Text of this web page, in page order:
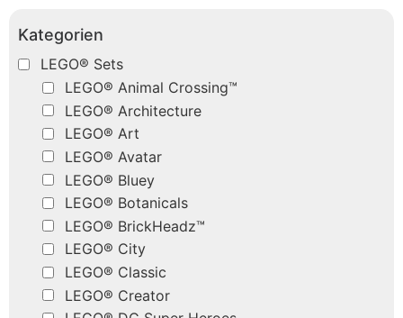
Kategorien
LEGO® Sets
LEGO® Animal Crossing™
LEGO® Architecture
LEGO® Art
LEGO® Avatar
LEGO® Bluey
LEGO® Botanicals
LEGO® BrickHeadz™
LEGO® City
LEGO® Classic
LEGO® Creator